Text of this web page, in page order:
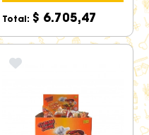
Total: $ 6.705,47